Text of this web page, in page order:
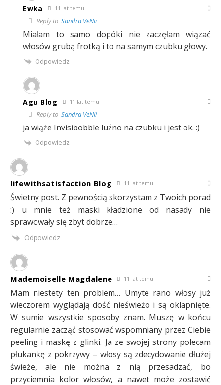
Ewka 11 lat temu
Reply to Sandra VeNii
Miałam to samo dopóki nie zaczęłam wiązać
włosów grubą frotką i to na samym czubku głowy.
Odpowiedz
Agu Blog 11 lat temu
Reply to Sandra VeNii
ja wiąże Invisibobble luźno na czubku i jest ok. :)
Odpowiedz
lifewithsatisfaction Blog 11 lat temu
Świetny post. Z pewnością skorzystam z Twoich porad
:) u mnie też maski kładzione od nasady nie
sprawowały się zbyt dobrze…
Odpowiedz
Mademoiselle Magdalene 11 lat temu
Mam niestety ten problem… Umyte rano włosy już
wieczorem wyglądają dość nieświeżo i są oklapnięte.
W sumie wszystkie sposoby znam. Muszę w końcu
regularnie zacząć stosować wspomniany przez Ciebie
peeling i maskę z glinki. Ja ze swojej strony polecam
płukankę z pokrzywy – włosy są zdecydowanie dłużej
świeże, ale nie można z nią przesadzać, bo
przyciemnia kolor włosów, a nawet może zostawić